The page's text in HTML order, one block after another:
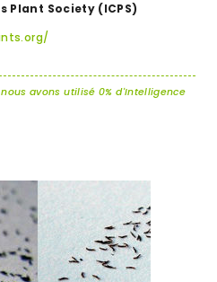
Society (ICPS)
nous avons utilisé 0% d'Intelligence